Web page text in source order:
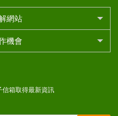
網站
機會
信箱取得最新資訊